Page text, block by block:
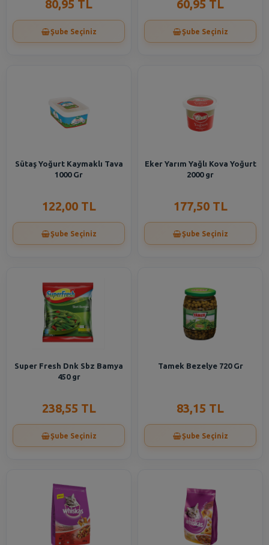
80,95 TL
Şube Seçiniz
60,95 TL
Şube Seçiniz
Sütaş Yoğurt Kaymaklı Tava
1000 Gr
122,00 TL
Şube Seçiniz
Eker Yarım Yağlı Kova Yoğurt
2000 gr
177,50 TL
Şube Seçiniz
Super Fresh Dnk Sbz Bamya
450 gr
238,55 TL
Şube Seçiniz
Tamek Bezelye 720 Gr
83,15 TL
Şube Seçiniz